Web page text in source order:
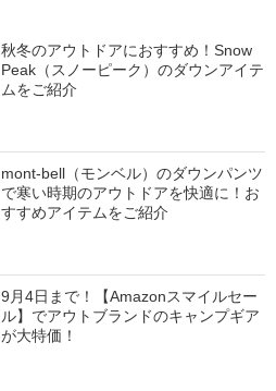
秋冬のアウトドアにおすすめ！Snow
Peak（スノーピーク）のダウンアイテ
ムをご紹介
mont-bell（モンベル）のダウンパンツ
で寒い時期のアウトドアを快適に！お
すすめアイテムをご紹介
9月4日まで！【Amazonスマイルセー
ル】でアウトブランドのキャンプギア
が大特価！